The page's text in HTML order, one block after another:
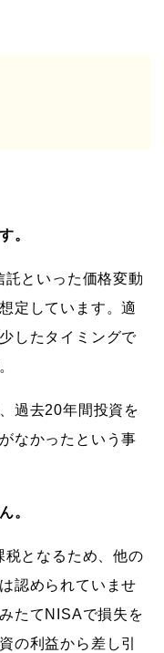
。
といった価格変動
定しています。適
したタイミングで
過去20年間投資を
なかったという事
。
となるため、他の
認められていませ
たてNISAで損失を
の利益から差し引